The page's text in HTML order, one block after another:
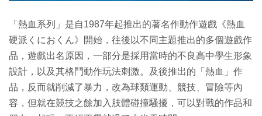
「熱血系列」是自1987年起推出的著名作動作遊戲《熱血
硬派くにおくん》開始，往後以不同主題推出的多個遊戲作
品，遊戲出名原因，一部分是採用當時的不良高中學生形象
設計，以及其格鬥動作玩法刺激。及後推出的「熱血」作
品，反而就削減了暴力，改為球類運動、競技、冒險等內
容，但就在競技之餘加入肢體碰撞騷擾，可以對戰的作品和